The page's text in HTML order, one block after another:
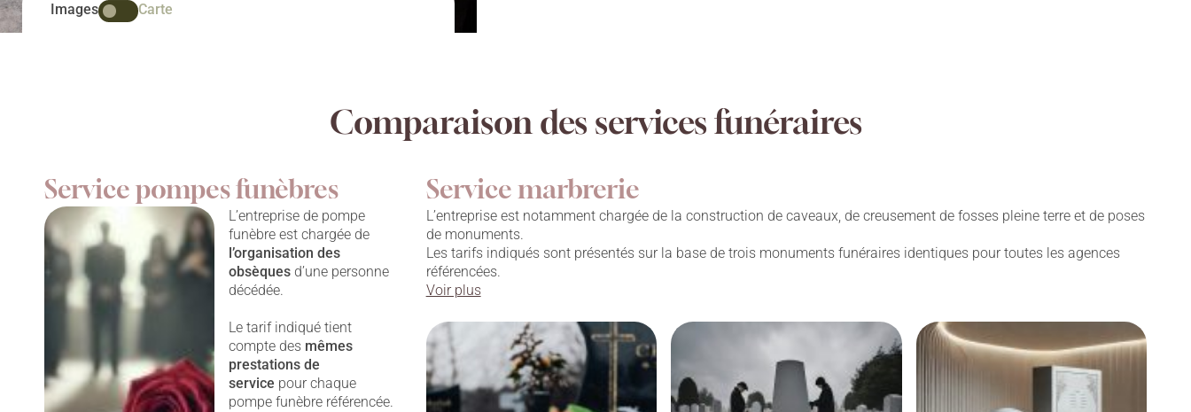
Images Carte
Comparaison des services funéraires
Service pompes funèbres
L’entreprise de pompe
funèbre est chargée de
l’organisation des
obsèques d’une personne
décédée.
Le tarif indiqué tient
compte des mêmes
prestationsde
service pour chaque
pompe funèbre référencée.
Service marbrerie
L’entreprise est notamment chargée de la construction de caveaux, de creusement de fosses pleine terre et de poses
de monuments.
Les tarifs indiqués sont présentés sur la base de trois monuments funéraires identiques pour toutes les agences
référencées.
Voir plus